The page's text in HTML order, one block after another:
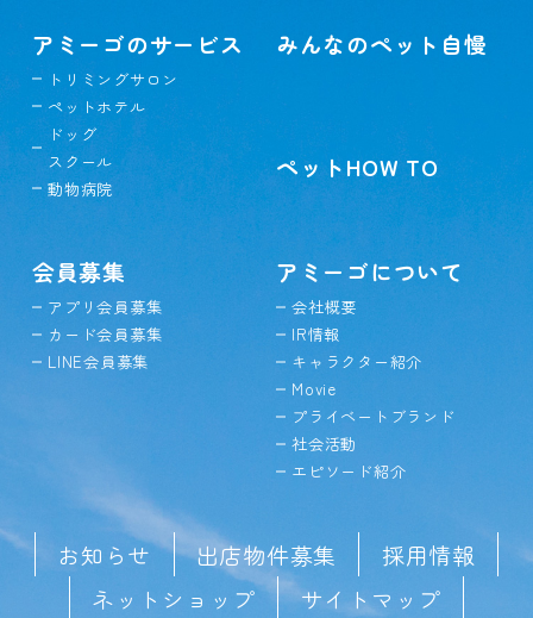
アミーゴのサービス
トリミングサロン
ペットホテル
ドッグ
スクール
動物病院
みんなのペット自慢
ペットHOW TO
会員募集
アプリ会員募集
カード会員募集
LINE会員募集
アミーゴについて
会社概要
IR情報
キャラクター紹介
Movie
プライベートブランド
社会活動
エピソード紹介
お知らせ 出店物件募集
採用情報
ネットショップ
サイトマップ